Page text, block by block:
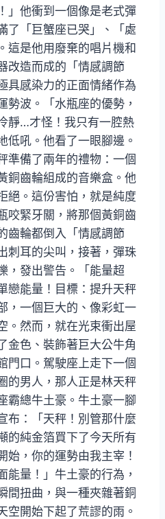
」他衝到一個像是老式彈
了「巨蟹座已哭」、「處
這是他用廢棄的唱片機和
改造而成的「情感調節
具感染力的正面情緒作為
勢波。「水瓶座的優勢，
靜…才怪！我只有一腔熱
低吼。他看了一眼腳邊。
準備了兩年的禮物：一個
銅齒輪組成的音樂盒。他
絕。這份害怕，就是純度
咬緊牙關，將那個黃銅齒
齒輪都倒入「情感調節
刺耳的尖叫，接著，彈珠
，發出警告。「能量超
戀能量！目標：提升天秤
，一個巨大的、像彩虹一
。然而，就在光束衝出屋
金色、裝飾著巨大公牛角
門口。駕駛座上走下一個
的男人，那人正是林天秤
總牛土豪。牛土豪一腳
布：「天秤！別管那什麼
的純金箔買下了今天所有
始，你的運勢由我主宰！
能量！」牛土豪的行為，
間扭曲，與一種夾雜著銅
空開始下起了荒謬的雨。